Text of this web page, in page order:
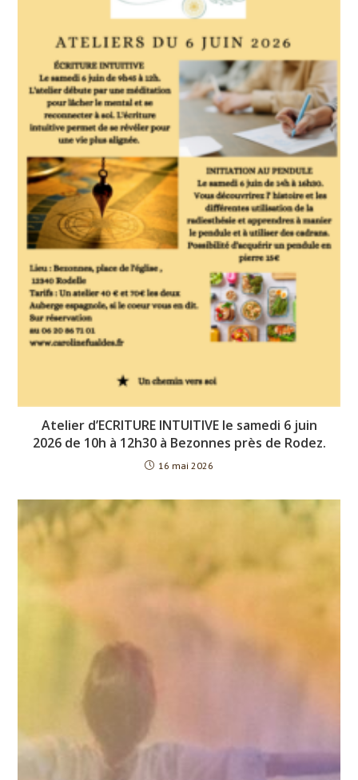
Atelier d’ECRITURE INTUITIVE le samedi 6 juin
2026 de 10h à 12h30 à Bezonnes près de Rodez.
16 mai 2026